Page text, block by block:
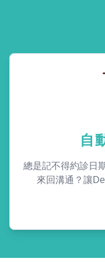
自
總是記不得約診日
來回溝通？讓